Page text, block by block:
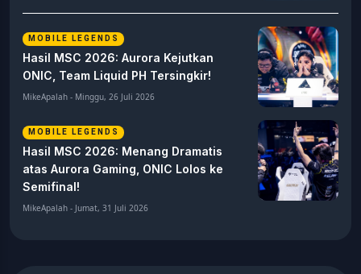
MOBILE LEGENDS
Hasil MSC 2026: Aurora Kejutkan
ONIC, Team Liquid PH Tersingkir!
MikeApalah - Minggu, 26 Juli 2026
MOBILE LEGENDS
Hasil MSC 2026: Menang Dramatis
atas Aurora Gaming, ONIC Lolos ke
Semifinal!
MikeApalah - Jumat, 31 Juli 2026